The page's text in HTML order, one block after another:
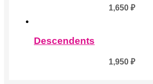
1,650 ₽
Descendents
1,950 ₽